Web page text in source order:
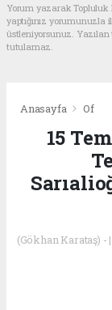
Yorum yazarak Topluluk
yaptığınız yorumunuzla
üstleniyorsunuz.
tutulamaz.
Anasayfa Of
15
(Gökhan Karataş) -